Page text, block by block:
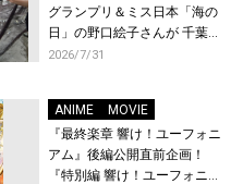
グランプリ＆ミス日本「海の
日」の野口絵子さんが 千葉県
唯一の村・長生村で地引網を
2026/7/31
ANIME
MOVIE
『最終楽章 響け！ユーフォニ
アム』後編公開直前企画！
『特別編 響け！ユーフォニア